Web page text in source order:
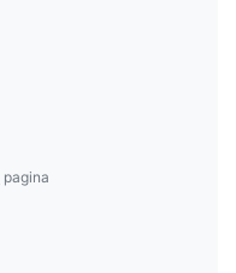
pagina